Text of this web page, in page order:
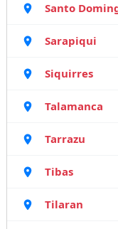
Santo
Sarapiqui
Siquirres
Talamanca
Tarrazu
Tibas
Tilaran